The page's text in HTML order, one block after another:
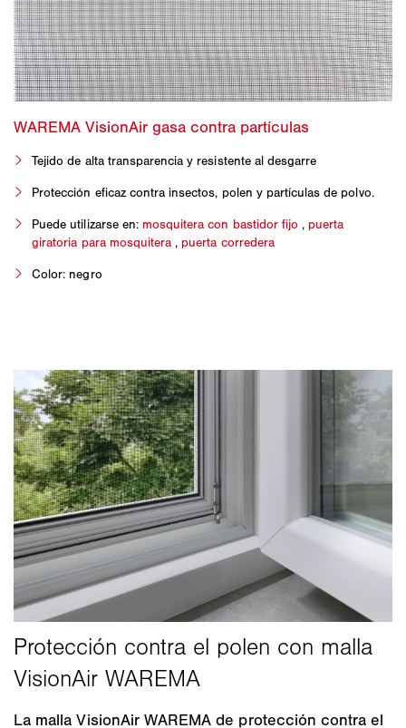
Tejido de alta transparencia y resistente al desgarre
Protección eficaz contra insectos, polen y partículas de polvo.
Puede utilizarse en: mosquitera con bastidor fijo , puerta
giratoria para mosquitera , puerta corredera
Color: negro
La malla VisionAir WAREMA de protección contra el